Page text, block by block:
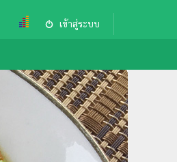
เข้าสู่ระบบ